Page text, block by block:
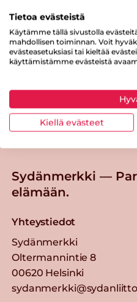
Tästä merkistä tunnistat
Sydänmerkki-tuotteen
Sydänmerkki —
elämään.
Yhteystiedot
Sydänmerkki
Oltermannintie 8
00620 Helsinki
Tietoa evästeistä
Käytämme tällä sivustolla
mahdollisen toiminnan. Voit
evästeasetuksiasi tai kieltää
käyttämistämme evästeistä
Kiellä evästeet